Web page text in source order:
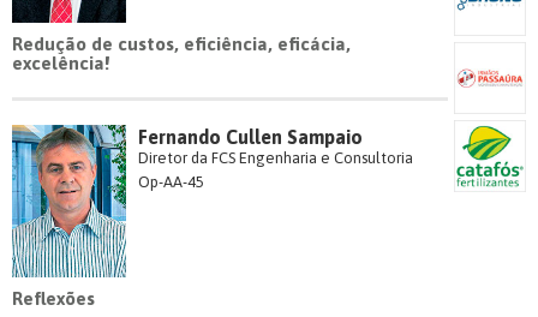
Redução de custos, eficiência, eficácia,
excelência!
Fernando Cullen Sampaio
Diretor da FCS Engenharia e Consultoria
Op-AA-45
Reflexões